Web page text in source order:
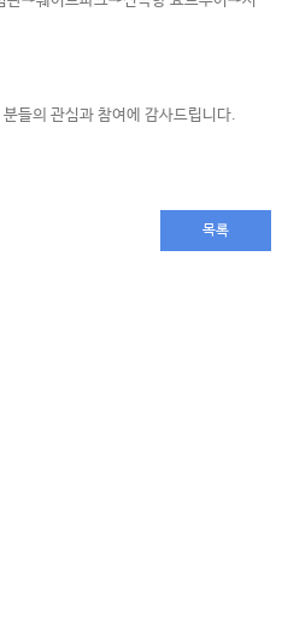
들의 관심과 참여에 감사드립니다.
목록